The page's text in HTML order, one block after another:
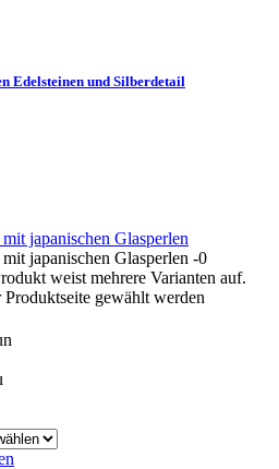
Edelsteinen und Silberdetail
weist mehrere Varianten auf.
gewählt werden